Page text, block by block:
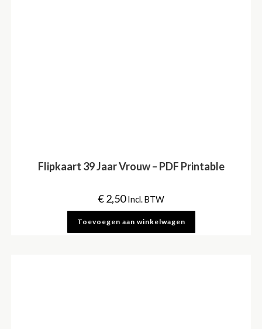
Flipkaart 39 Jaar Vrouw – PDF Printable
€2,50 Incl. BTW
Toevoegen aan winkelwagen